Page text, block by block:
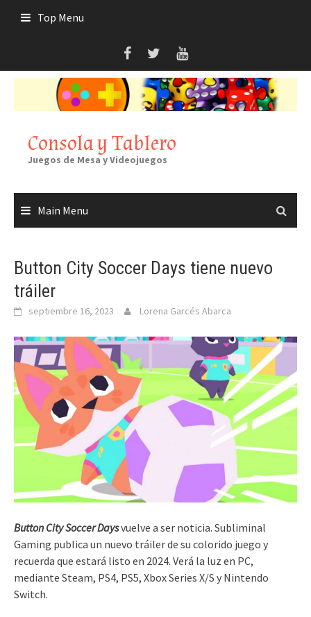
Top Menu
Consola y Tablero
Juegos de Mesa y Videojuegos
Main Menu
Button City Soccer Days tiene nuevo
tráiler
septiembre 16, 2023 Lorena Garcés Abarca
Button City Soccer Daysvuelve a ser noticia. Subliminal
Gaming publica un nuevo tráiler de su colorido juego y
recuerda que estará listo en 2024. Verá la luz en PC,
mediante Steam, PS4, PS5, Xbox Series X/S y Nintendo
Switch.